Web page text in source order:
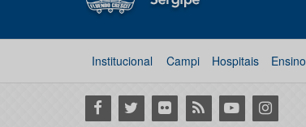
Institucional Campi Hospitais Ensino
Facebook
Twitter Flickr RSS YoutubeInstagram